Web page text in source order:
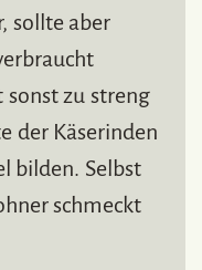
sollte aber
sonst zu streng
der Käserinden
bilden. Selbst
schmeckt